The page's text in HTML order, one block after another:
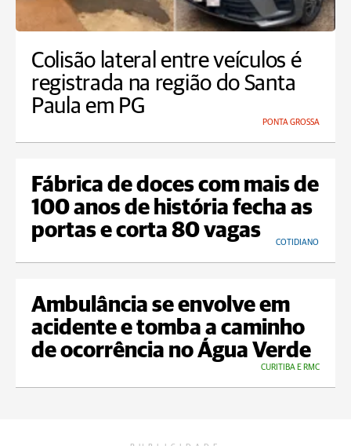
Colisão lateral entre veículos é
registrada na região do Santa
Paula em PG
PONTA GROSSA
Fábrica de doces com mais de
100 anos de história fecha as
portas e corta 80 vagas
COTIDIANO
Ambulância se envolve em
acidente e tomba a caminho
de ocorrência no Água Verde
CURITIBA E RMC